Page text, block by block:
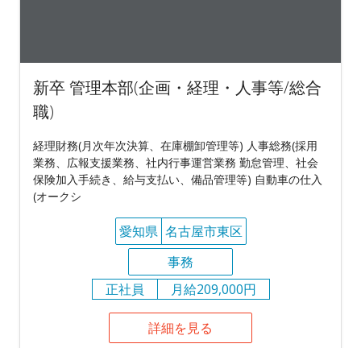
新卒 管理本部(企画・経理・人事等/総合
職)
経理財務(月次年次決算、在庫棚卸管理等) 人事総務(採用
業務、広報支援業務、社内行事運営業務 勤怠管理、社会
保険加入手続き、給与支払い、備品管理等) 自動車の仕入
(オークシ
愛知県 名古屋市東区
事務
正社員
月給209,000円
詳細を見る